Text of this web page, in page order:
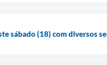
sábado (18) com diversos